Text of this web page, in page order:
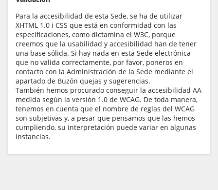
Para la accesibilidad de esta Sede, se ha de utilizar
XHTML 1.0 i CSS que está en conformidad con las
especificaciones, como dictamina el W3C, porque
creemos que la usabilidad y accesibilidad han de tener
una base sólida. Si hay nada en esta Sede electrónica
que no valida correctamente, por favor, poneros en
contacto con la Administración de la Sede mediante el
apartado de Buzón quejas y sugerencias.
También hemos procurado conseguir la accesibilidad AA
medida según la versión 1.0 de WCAG. De toda manera,
tenemos en cuenta que el nombre de reglas del WCAG
son subjetivas y, a pesar que pensamos que las hemos
cumpliendo, su interpretación puede variar en algunas
instancias.